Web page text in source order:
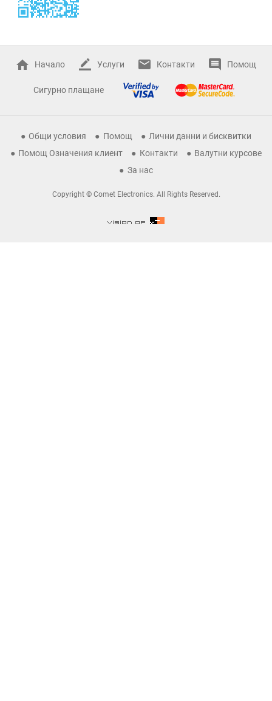
Начало Услуги Контакти Помощ
Сигурно плащане
Общи условия Помощ
Лични данни и бисквитки
Помощ Означения клиент
Контакти
Валутни курсове
За нас
Copyright © Comet Electronics. All Rights Reserved.